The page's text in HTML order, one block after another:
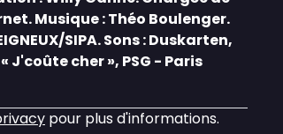
Musique : Théo Boulenger.
SIPA. Sons : Duskarten,
J'coûte cher », PSG - Paris
pour plus d'informations.